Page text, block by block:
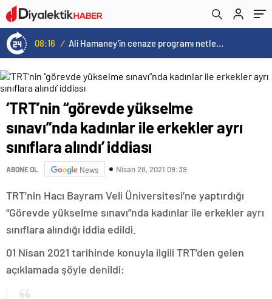
08:16 / Ali Hamaney’in cenaze programı netleşti: Yeni lider Mücteba Hamaney törenlere katılamayabilir
iddiası
‘TRT’nin “görevde yükselme
sınavı”nda kadınlar ile erkekler ayrı
sınıflara alındı’ iddiası
ABONE OL News Nisan 28, 2021 09:39
TRT’nin Hacı Bayram Veli Üniversitesi’ne yaptırdığı
“Görevde yükselme sınavı”nda kadınlar ile erkekler ayrı
sınıflara alındığı iddia edildi.
01 Nisan 2021 tarihinde konuyla ilgili TRT’den gelen
açıklamada şöyle denildi:
düşmesi mümkün değil”